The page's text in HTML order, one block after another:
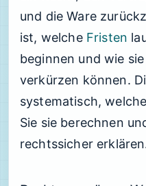
und die Ware
ist, welche Fristen
beginnen und wie
verkürzen können.
systematisch,
Sie sie berechnen
rechtssicher